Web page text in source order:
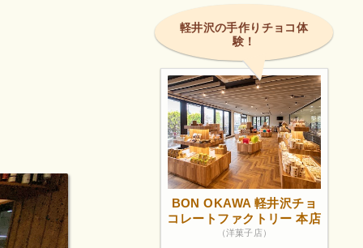
軽井沢の手作りチョコ体
験！
BON OKAWA 軽井沢チョ
コレートファクトリー 本店
（洋菓子店）